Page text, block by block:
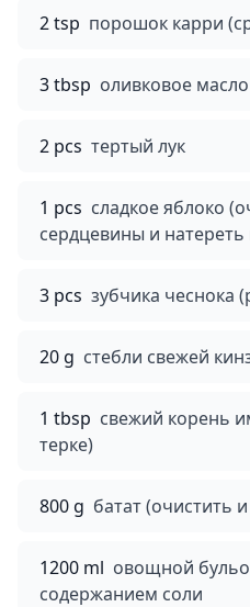
2 tsp порошок карри
3 tbsp оливковое масло
2 pcs тертый лук
1 pcs сладкое яблоко
сердцевины и натереть
3 pcs зубчика чеснока
20 g стебли свежей
1 tbsp свежий корень
терке)
800 g батат (очистить
1200 ml овощной
содержанием соли